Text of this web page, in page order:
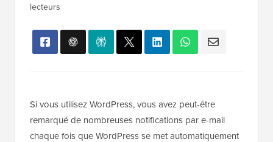
lecteurs
Si vous utilisez WordPress, vous avez peut-être
remarqué de nombreuses notifications par e-mail
chaque fois que WordPress se met automatiquement